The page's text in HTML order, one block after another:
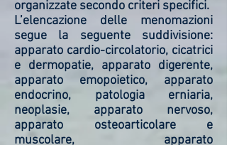
organizzate secondo criteri specifici.
L’elencazione delle menomazioni
segue la seguente suddivisione:
apparato cardio-circolatorio, cicatrici
e dermopatie, apparato digerente,
apparato emopoietico, apparato
endocrino, patologia erniaria,
neoplasie, apparato nervoso,
apparato osteoarticolare e
muscolare, apparato